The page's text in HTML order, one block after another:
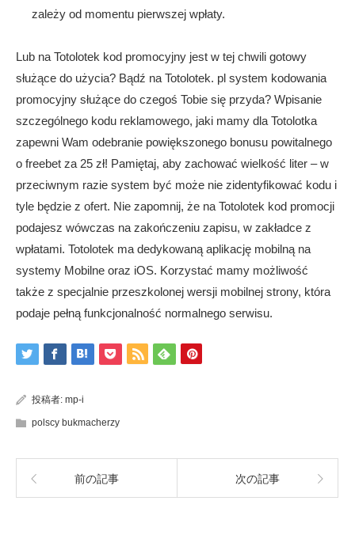
zależy od momentu pierwszej wpłaty.
Lub na Totolotek kod promocyjny jest w tej chwili gotowy
służące do użycia? Bądź na Totolotek. pl system kodowania
promocyjny służące do czegoś Tobie się przyda? Wpisanie
szczególnego kodu reklamowego, jaki mamy dla Totolotka
zapewni Wam odebranie powiększonego bonusu powitalnego
o freebet za 25 zł! Pamiętaj, aby zachować wielkość liter – w
przeciwnym razie system być może nie zidentyfikować kodu i
tyle będzie z ofert. Nie zapomnij, że na Totolotek kod promocji
podajesz wówczas na zakończeniu zapisu, w zakładce z
wpłatami. Totolotek ma dedykowaną aplikację mobilną na
systemy Mobilne oraz iOS. Korzystać mamy możliwość
także z specjalnie przeszkolonej wersji mobilnej strony, która
podaje pełną funkcjonalność normalnego serwisu.
投稿者: mp-i
polscy bukmacherzy
前の記事 次の記事